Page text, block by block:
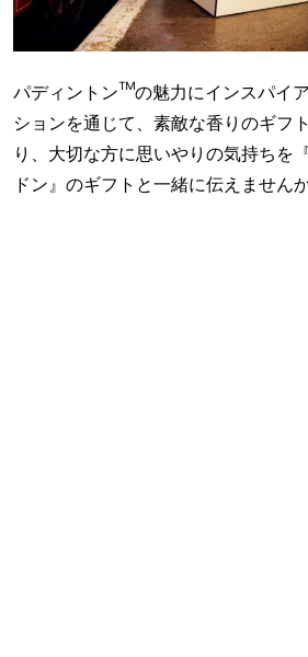
パディントン™の魅力にインスパイ
ションを通じて、素敵な香りのギフ
り、大切な方に思いやりの気持ちを
ドン』のギフトと一緒に伝えません